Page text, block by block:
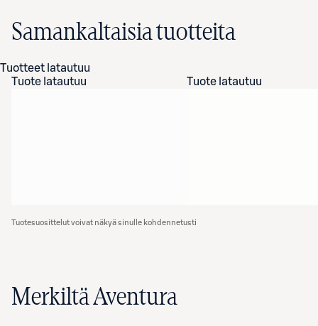
Samankaltaisia tuotteita
Tuotteet latautuu
Tuote latautuu
Tuote latautuu
Tuotesuosittelut voivat näkyä sinulle kohdennetusti
Merkiltä Aventura